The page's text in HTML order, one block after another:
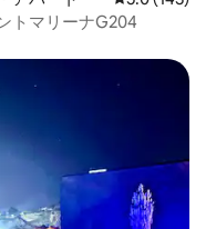
トマリーナG204